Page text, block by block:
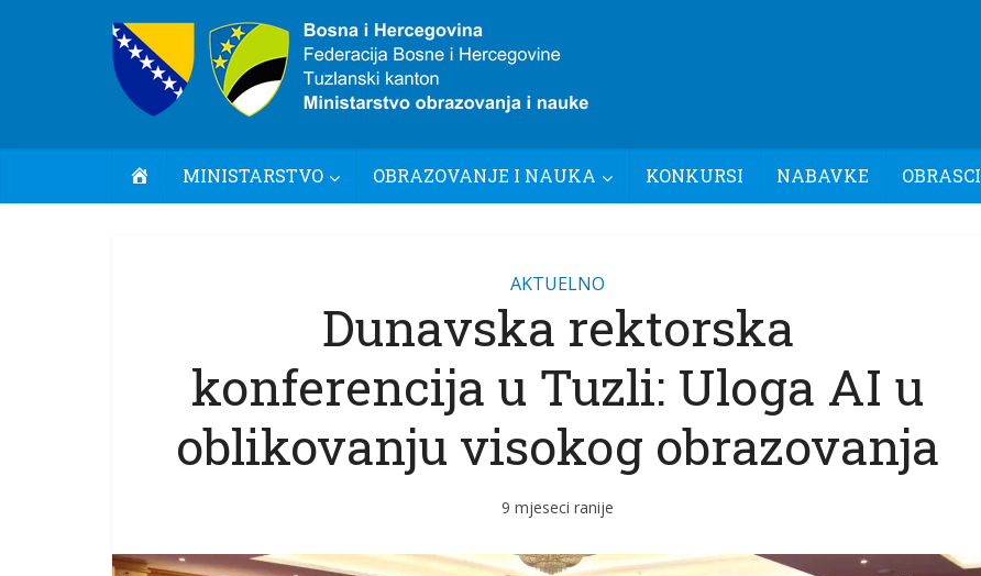
POČETNA
MINISTARSTVO OBRAZOVANJE I NAUKA KONKURSI NABAVKE OBRASCI
AKTUELNO
Dunavska rektorska
konferencija u Tuzli: Uloga AI u
oblikovanju visokog obrazovanja
9 mjeseci ranije